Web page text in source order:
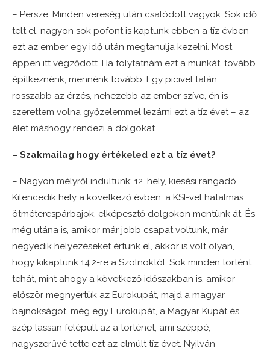
– Persze. Minden vereség után csalódott vagyok. Sok idő
telt el, nagyon sok pofont is kaptunk ebben a tíz évben –
ezt az ember egy idő után megtanulja kezelni. Most
éppen itt végződött. Ha folytatnám ezt a munkát, tovább
építkeznénk, mennénk tovább. Egy picivel talán
rosszabb az érzés, nehezebb az ember szíve, én is
szerettem volna győzelemmel lezárni ezt a tíz évet – az
élet máshogy rendezi a dolgokat.
– Szakmailag hogy értékeled ezt a tíz évet?
– Nagyon mélyről indultunk: 12. hely, kiesési rangadó.
Kilencedik hely a következő évben, a KSI-vel hatalmas
ötméterespárbajok, elképesztő dolgokon mentünk át. És
még utána is, amikor már jobb csapat voltunk, már
negyedik helyezéseket értünk el, akkor is volt olyan,
hogy kikaptunk 14:2-re a Szolnoktól. Sok minden történt
tehát, mint ahogy a következő időszakban is, amikor
először megnyertük az Eurokupát, majd a magyar
bajnokságot, még egy Eurokupát, a Magyar Kupát és
szép lassan felépült az a történet, ami széppé,
nagyszerűvé tette ezt az elmúlt tíz évet. Nyilván